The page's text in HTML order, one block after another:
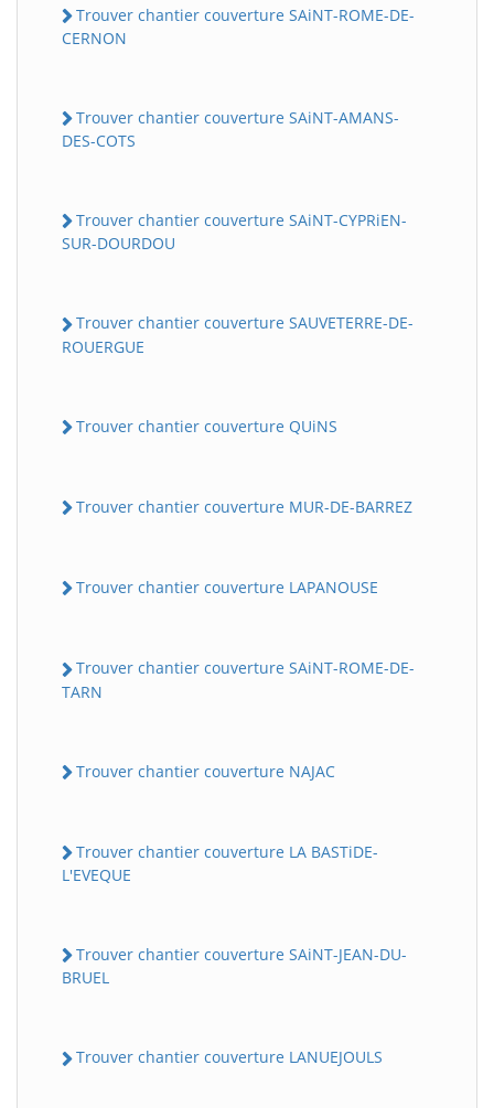
Trouver chantier couverture SAiNT-ROME-DE-
CERNON
Trouver chantier couverture SAiNT-AMANS-
DES-COTS
Trouver chantier couverture SAiNT-CYPRiEN-
SUR-DOURDOU
Trouver chantier couverture SAUVETERRE-DE-
ROUERGUE
Trouver chantier couverture QUiNS
Trouver chantier couverture MUR-DE-BARREZ
Trouver chantier couverture LAPANOUSE
Trouver chantier couverture SAiNT-ROME-DE-
TARN
Trouver chantier couverture NAJAC
Trouver chantier couverture LA BASTiDE-
L'EVEQUE
Trouver chantier couverture SAiNT-JEAN-DU-
BRUEL
Trouver chantier couverture LANUEJOULS